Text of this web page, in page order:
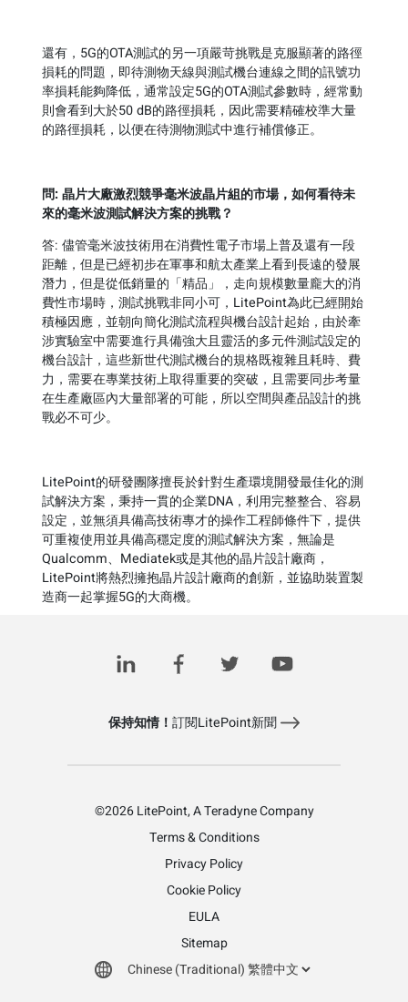
還有，5G的OTA測試的另一項嚴苛挑戰是克服顯著的路徑
損耗的問題，即待測物天線與測試機台連線之間的訊號功
率損耗能夠降低，通常設定5G的OTA測試參數時，經常動
則會看到大於50 dB的路徑損耗，因此需要精確校準大量
的路徑損耗，以便在待測物測試中進行補償修正。
問:晶片大廠激烈競爭毫米波晶片組的市場，如何看待未
來的毫米波測試解決方案的挑戰？
答: 儘管毫米波技術用在消費性電子市場上普及還有一段
距離，但是已經初步在軍事和航太產業上看到長遠的發展
潛力，但是從低銷量的「精品」，走向規模數量龐大的消
費性市場時，測試挑戰非同小可，LitePoint為此已經開始
積極因應，並朝向簡化測試流程與機台設計起始，由於牽
涉實驗室中需要進行具備強大且靈活的多元件測試設定的
機台設計，這些新世代測試機台的規格既複雜且耗時、費
力，需要在專業技術上取得重要的突破，且需要同步考量
在生產廠區內大量部署的可能，所以空間與產品設計的挑
戰必不可少。
LitePoint的研發團隊擅長於針對生產環境開發最佳化的測
試解決方案，秉持一貫的企業DNA，利用完整整合、容易
設定，並無須具備高技術專才的操作工程師條件下，提供
可重複使用並具備高穩定度的測試解決方案，無論是
Qualcomm、Mediatek或是其他的晶片設計廠商，
LitePoint將熱烈擁抱晶片設計廠商的創新，並協助裝置製
造商一起掌握5G的大商機。
保持知情！ 訂閱LitePoint新聞
©2026 LitePoint, A Teradyne Company
Terms & Conditions
Privacy Policy
Cookie Policy
EULA
Sitemap